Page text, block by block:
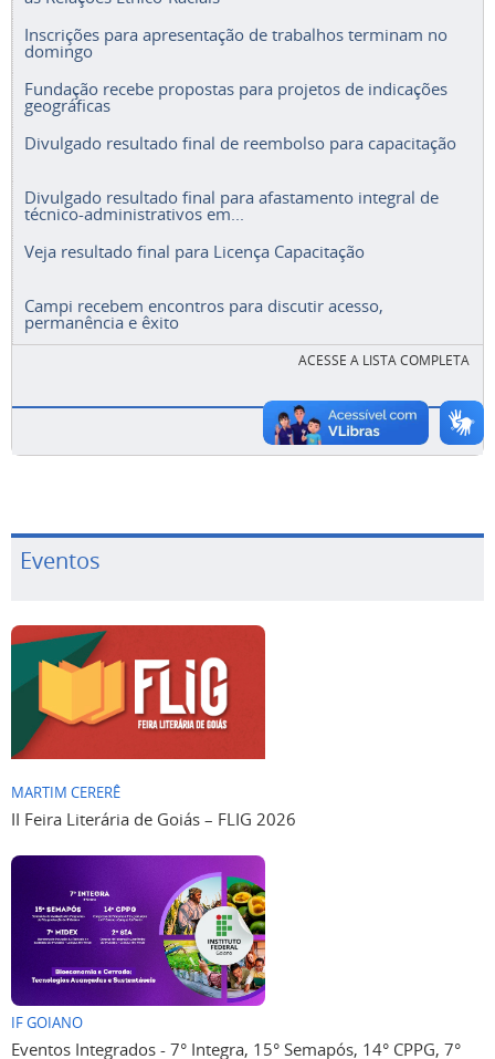
Inscrições para apresentação de trabalhos terminam no
domingo
Fundação recebe propostas para projetos de indicações
geográficas
Divulgado resultado final de reembolso para capacitação
Divulgado resultado final para afastamento integral de
técnico-administrativos em...
Veja resultado final para Licença Capacitação
Campi recebem encontros para discutir acesso,
permanência e êxito
ACESSE A LISTA COMPLETA
Eventos
MARTIM CERERÊ
II Feira Literária de Goiás – FLIG 2026
IF GOIANO
Eventos Integrados - 7° Integra, 15° Semapós, 14° CPPG, 7°